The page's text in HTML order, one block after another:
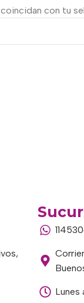
con tu
Lunes